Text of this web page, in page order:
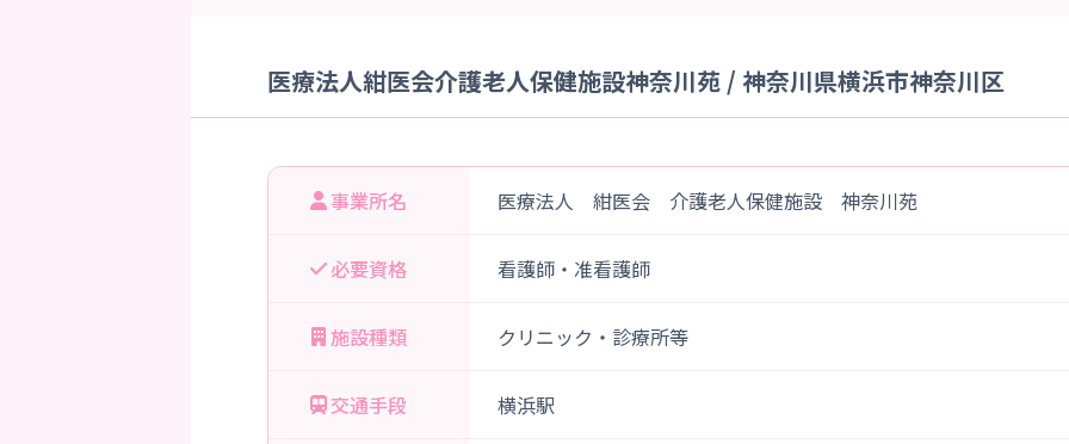
医療法人紺医会介護老人保健施設神奈川苑 / 神奈川県横浜市神奈川区
事業所名 医療法人 紺医会 介護老人保健施設 神奈川苑
必要資格 看護師・准看護師
施設種類 クリニック・診療所等
交通手段 横浜駅